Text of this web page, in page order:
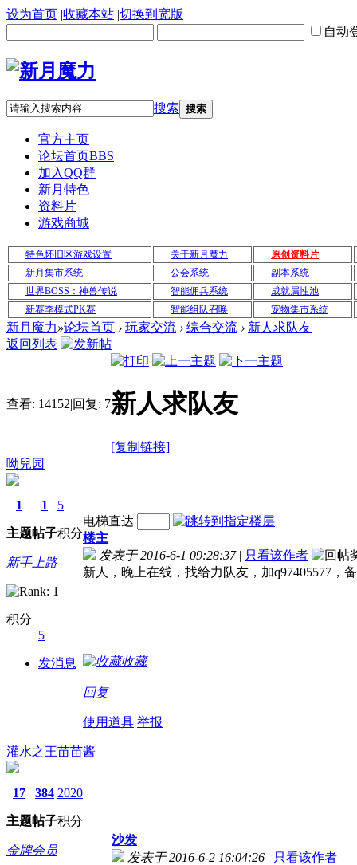
设为首页 |收藏本站 |切换到宽版
自动
搜索 搜索
官方主页
论坛首页BBS
加入QQ群
新月特色
资料片
游戏商城
特色怀旧区游戏设置 关于新月魔力
原创资料片
新月集市系统
公会系统
副本系统
世界BOSS：神兽传说
智能佣兵系统
成就属性池
新赛季模式PK赛
智能组队召唤 宠物集市系统
新月魔力»论坛首页 › 玩家交流 › 综合交流 › 新人求队友
返回列表
查看: 14152|回复: 7新人求队友
[复制链接]
呦兒园
1
主题
1
帖子
5
积分
新手上路
积分
5
发消息
电梯直达
楼主
发表于 2016-6-1 09:28:37 | 只看该作者
新人，晚上在线，找给力队友，加q97405577，
收藏
回复
使用道具 举报
灌水之王苗苗酱
17
主题
384
帖子
2020
积分
金牌会员
沙发
发表于 2016-6-2 16:04:26 | 只看该作者